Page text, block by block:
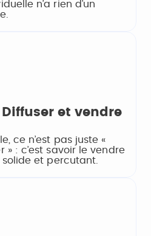
n’a rien d’un
et vendre
ce n’est pas juste «
» : c’est savoir le vendre
et percutant.